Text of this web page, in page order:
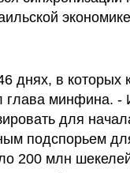
днях, в которых
глава минфина. -
для
подспорьем
200 млн